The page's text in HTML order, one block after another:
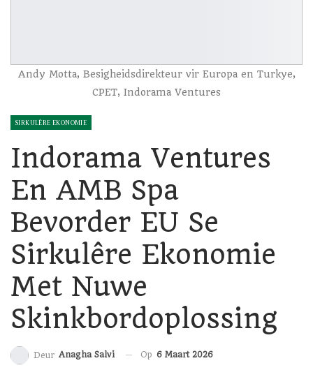
Andy Motta, Besigheidsdirekteur vir Europa en Turkye,
CPET, Indorama Ventures
SIRKULÊRE EKONOMIE
Indorama Ventures
En AMB Spa
Bevorder EU Se
Sirkulêre Ekonomie
Met Nuwe
Skinkbordoplossing
Deur Anagha Salvi Op 6 Maart 2026